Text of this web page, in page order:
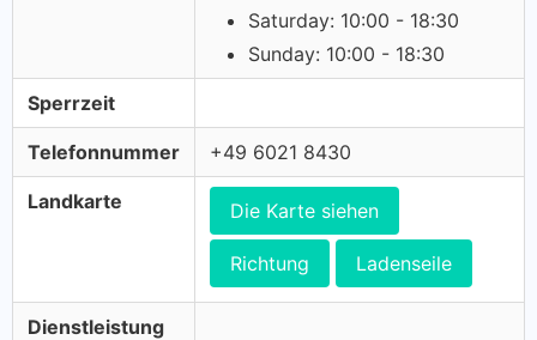
Saturday: 10:00 - 18:30
Sunday: 10:00 - 18:30
Sperrzeit
Telefonnummer +49 6021 8430
Landkarte Die Karte siehen
Richtung Ladenseile
Dienstleistung